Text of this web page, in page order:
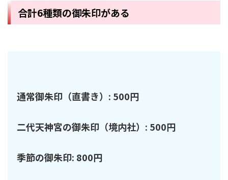
合計6種類の御朱印がある
通常御朱印（直書き）: 500円
二代天神宮の御朱印（境内社）: 500円
季節の御朱印: 800円